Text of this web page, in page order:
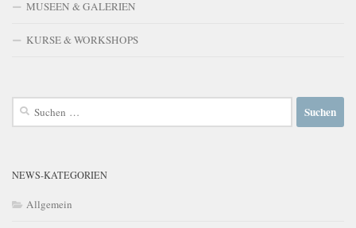
MUSEEN & GALERIEN
KURSE & WORKSHOPS
Suchen
NEWS-KATEGORIEN
Allgemein